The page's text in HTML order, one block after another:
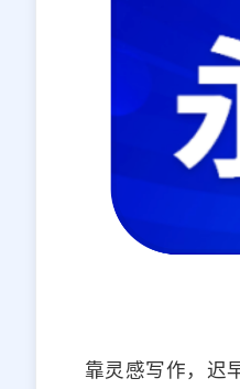
靠灵感写作，迟